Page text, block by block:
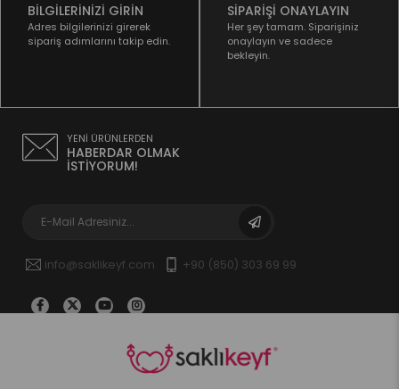
BİLGİLERİNİZİ GİRİN
Adres bilgilerinizi girerek
sipariş adımlarını takip edin.
SİPARİŞİ ONAYLAYIN
Her şey tamam. Siparişiniz
onaylayın ve sadece
bekleyin.
YENİ ÜRÜNLERDEN
HABERDAR OLMAK
İSTİYORUM!
info@saklikeyf.com +90 (850) 303 69 99